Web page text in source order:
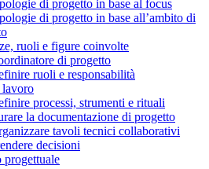
di progetto in base al focus
di progetto in base all’ambito di
ruoli e figure coinvolte
di progetto
ruoli e responsabilità
processi, strumenti e rituali
la documentazione di progetto
tavoli tecnici collaborativi
decisioni
progettuale